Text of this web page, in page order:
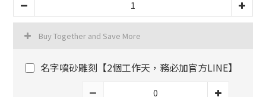
Buy Together and Save More
名字噴砂雕刻【2個工作天，務必加官方LINE】